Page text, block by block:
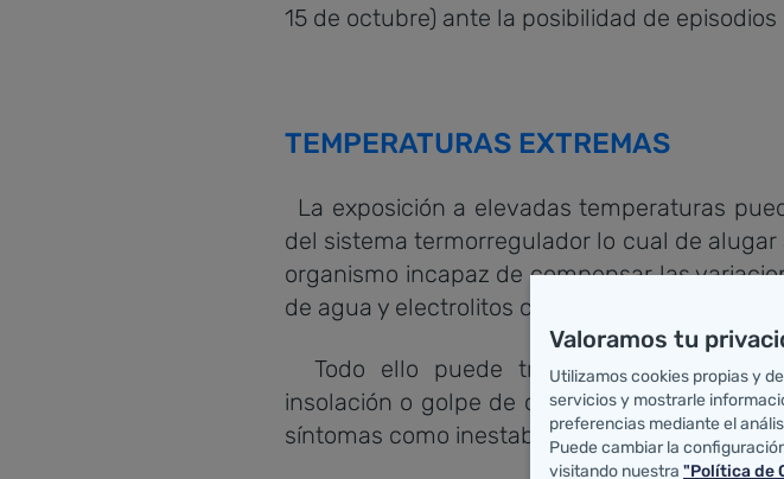
15 de octubre) ante la posibilidad de
TEMPERATURAS EXTREMAS
La exposición a elevadas temperaturas
del sistema termorregulador lo cual de
organismo incapaz de compensar las
de agua y electrolitos contribuye a la
Todo ello puede traducirse en
insolación o golpe de calor que puede
síntomas como inestabilidad de la marcha,
Valoramos tu
Utilizamos cookies propias y
servicios y mostrarle
preferencias mediante el
Puede cambiar la
visitando nuestra "Política de